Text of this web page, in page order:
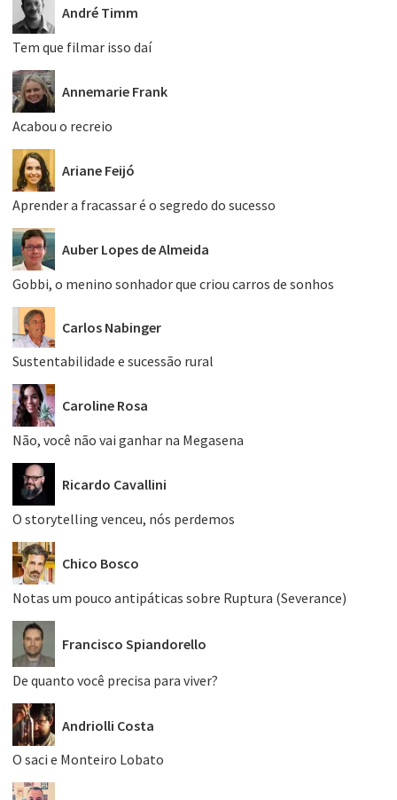
André Timm
Tem que filmar isso daí
Annemarie Frank
Acabou o recreio
Ariane Feijó
Aprender a fracassar é o segredo do sucesso
Auber Lopes de Almeida
Gobbi, o menino sonhador que criou carros de sonhos
Carlos Nabinger
Sustentabilidade e sucessão rural
Caroline Rosa
Não, você não vai ganhar na Megasena
Ricardo Cavallini
O storytelling venceu, nós perdemos
Chico Bosco
Notas um pouco antipáticas sobre Ruptura (Severance)
Francisco Spiandorello
De quanto você precisa para viver?
Andriolli Costa
O saci e Monteiro Lobato